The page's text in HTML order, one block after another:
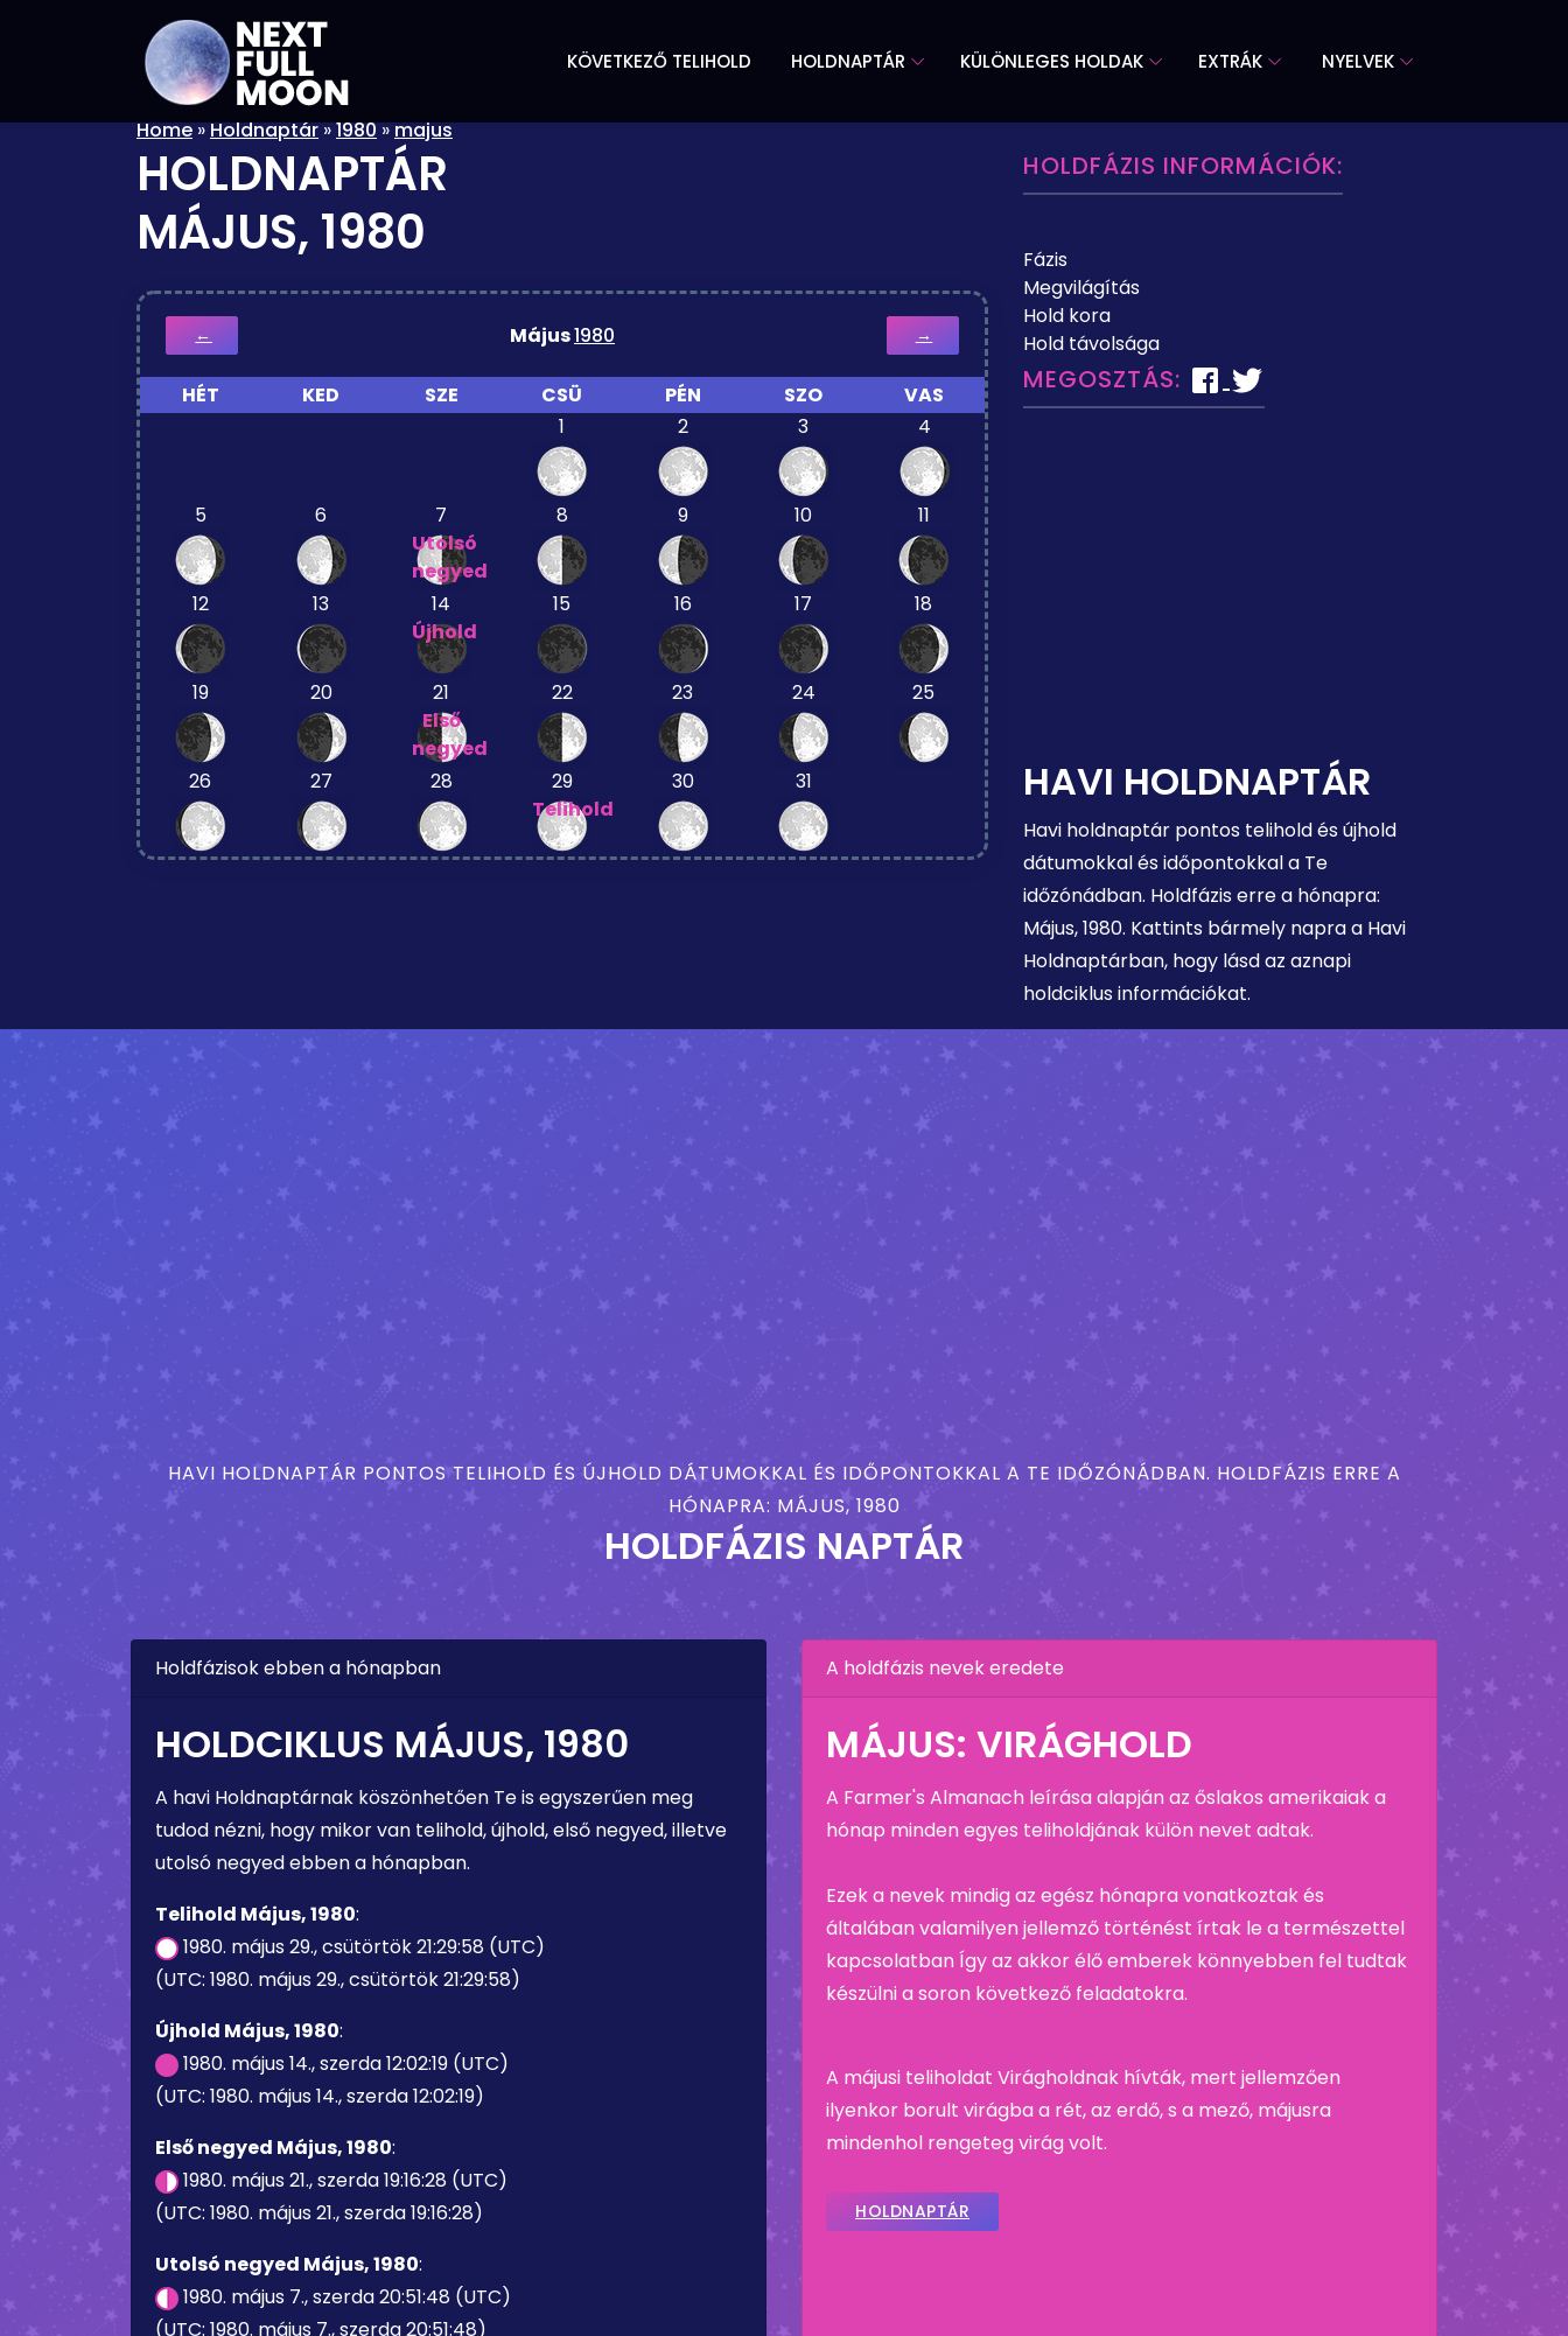
KÖVETKEZŐ TELIHOLD HOLDNAPTÁR KÜLÖNLEGES HOLDAK EXTRÁK NYELVEK
Home»Holdnaptár»1980»majus
HOLDNAPTÁR
MÁJUS, 1980
← Május1980 →
HÉT KED SZE CSÜ PÉN SZO
VAS
1
2 3 4
5 6
7
Utolsó
negyed
8 9 10 11
12 13
14
Újhold
15 16 17 18
19 20
21
Első
negyed
22 23 24 25
26 27 28
29
Telihold
30 31
HOLDFÁZIS INFORMÁCIÓK:
Fázis
Megvilágítás
Hold kora
Hold távolsága
MEGOSZTÁS:
HAVI HOLDNAPTÁR
Havi holdnaptár pontos telihold és újhold
dátumokkal és időpontokkal a Te
időzónádban. Holdfázis erre a hónapra:
Május, 1980. Kattints bármely napra a Havi
Holdnaptárban, hogy lásd az aznapi
holdciklus információkat.
HAVI HOLDNAPTÁR PONTOS TELIHOLD ÉS ÚJHOLD DÁTUMOKKAL ÉS IDŐPONTOKKAL A TE IDŐZÓNÁDBAN. HOLDFÁZIS ERRE A
HÓNAPRA: MÁJUS, 1980
HOLDFÁZIS NAPTÁR
Holdfázisok ebben a hónapban
HOLDCIKLUS MÁJUS, 1980
A havi Holdnaptárnak köszönhetően Te is egyszerűen meg
tudod nézni, hogy mikor van telihold, újhold, első negyed, illetve
utolsó negyed ebben a hónapban.
Telihold Május, 1980:
1980. május 29., csütörtök 21:29:58 (UTC)
(UTC: 1980. május 29., csütörtök 21:29:58)
Újhold Május, 1980:
1980. május 14., szerda 12:02:19 (UTC)
(UTC: 1980. május 14., szerda 12:02:19)
Első negyed Május, 1980:
1980. május 21., szerda 19:16:28 (UTC)
(UTC: 1980. május 21., szerda 19:16:28)
Utolsó negyed Május, 1980:
1980. május 7., szerda 20:51:48 (UTC)
(UTC: 1980. május 7., szerda 20:51:48)
A holdfázis nevek eredete
MÁJUS: VIRÁGHOLD
A Farmer's Almanach leírása alapján az őslakos amerikaiak a
hónap minden egyes teliholdjának külön nevet adtak.
Ezek a nevek mindig az egész hónapra vonatkoztak és
általában valamilyen jellemző történést írtak le a természettel
kapcsolatban Így az akkor élő emberek könnyebben fel tudtak
készülni a soron következő feladatokra.
A májusi teliholdat Virágholdnak hívták, mert jellemzően
ilyenkor borult virágba a rét, az erdő, s a mező, májusra
mindenhol rengeteg virág volt.
HOLDNAPTÁR